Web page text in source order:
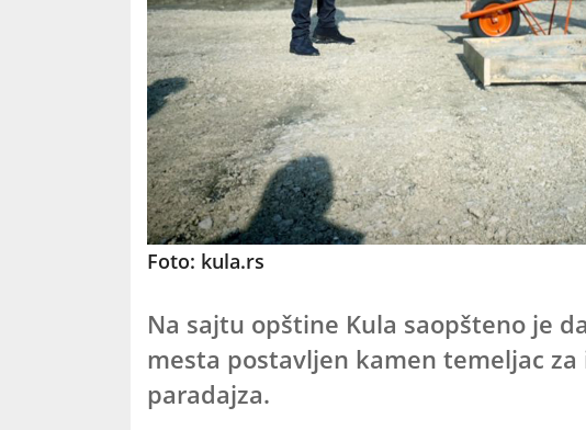
Foto: kula.rs
Na sajtu opštine Kula saopšteno je
mesta postavljen kamen temeljac
paradajza.